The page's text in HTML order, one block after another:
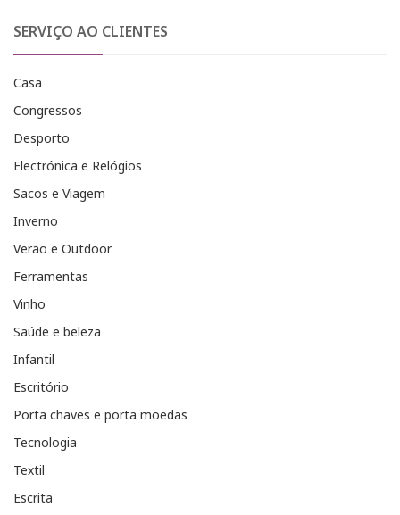
SERVIÇO AO CLIENTES
Casa
Congressos
Desporto
Electrónica e Relógios
Sacos e Viagem
Inverno
Verão e Outdoor
Ferramentas
Vinho
Saúde e beleza
Infantil
Escritório
Porta chaves e porta moedas
Tecnologia
Textil
Escrita